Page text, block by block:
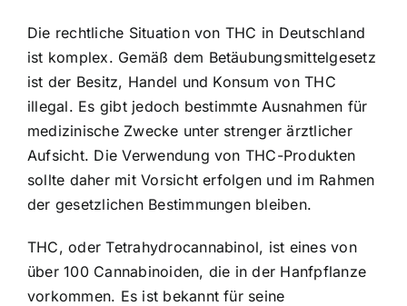
Die rechtliche Situation von THC in Deutschland
ist komplex. Gemäß dem Betäubungsmittelgesetz
ist der Besitz, Handel und Konsum von THC
illegal. Es gibt jedoch bestimmte Ausnahmen für
medizinische Zwecke unter strenger ärztlicher
Aufsicht. Die Verwendung von THC-Produkten
sollte daher mit Vorsicht erfolgen und im Rahmen
der gesetzlichen Bestimmungen bleiben.
THC, oder Tetrahydrocannabinol, ist eines von
über 100 Cannabinoiden, die in der Hanfpflanze
vorkommen. Es ist bekannt für seine